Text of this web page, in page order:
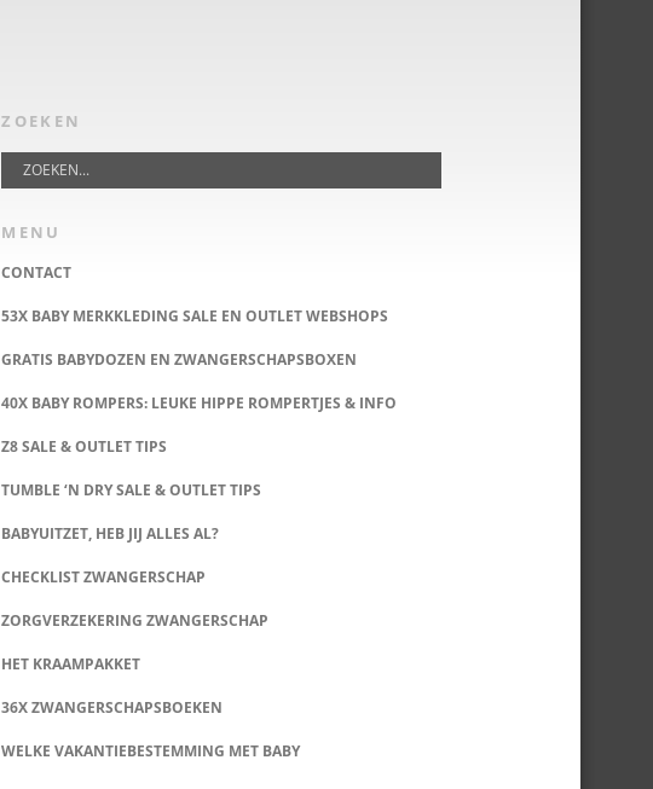
ZOEKEN
MENU
CONTACT
53X BABY MERKKLEDING SALE EN OUTLET WEBSHOPS
GRATIS BABYDOZEN EN ZWANGERSCHAPSBOXEN
40X BABY ROMPERS: LEUKE HIPPE ROMPERTJES & INFO
Z8 SALE & OUTLET TIPS
TUMBLE ‘N DRY SALE & OUTLET TIPS
BABYUITZET, HEB JIJ ALLES AL?
CHECKLIST ZWANGERSCHAP
ZORGVERZEKERING ZWANGERSCHAP
HET KRAAMPAKKET
36X ZWANGERSCHAPSBOEKEN
WELKE VAKANTIEBESTEMMING MET BABY